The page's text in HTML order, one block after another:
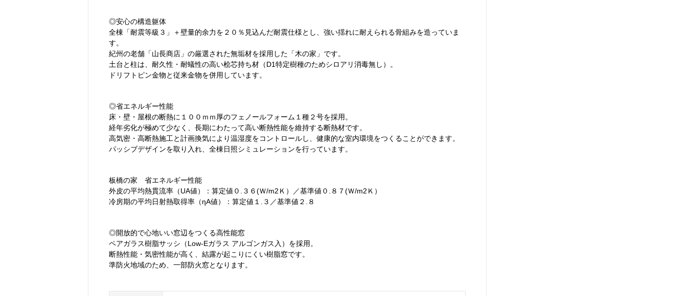
◎安心の構造躯体
全棟「耐震等級３」＋壁量的余力を２０％見込んだ耐震仕様とし、強い揺れに耐えられる骨組みを造っていま
す。
紀州の老舗「山長商店」の厳選された無垢材を採用した「木の家」です。
土台と柱は、耐久性・耐蟻性の高い桧芯持ち材（D1特定樹種のためシロアリ消毒無し）。
ドリフトピン金物と従来金物を併用しています。
◎省エネルギー性能
床・壁・屋根の断熱に１００ｍｍ厚のフェノールフォーム１種２号を採用。
経年劣化が極めて少なく、長期にわたって高い断熱性能を維持する断熱材です。
高気密・高断熱施工と計画換気により温湿度をコントロールし、健康的な室内環境をつくることができます。
パッシブデザインを取り入れ、全棟日照シミュレーションを行っています。
板橋の家 省エネルギー性能
外皮の平均熱貫流率（UA値）：算定値０.３６(Ｗ/m2Ｋ）／基準値０.８７(Ｗ/m2Ｋ）
冷房期の平均日射熱取得率（ηA値）：算定値１.３／基準値２.８
◎開放的で心地いい窓辺をつくる高性能窓
ペアガラス樹脂サッシ（Low-Eガラス アルゴンガス入）を採用。
断熱性能・気密性能が高く、結露が起こりにくい樹脂窓です。
準防火地域のため、一部防火窓となります。